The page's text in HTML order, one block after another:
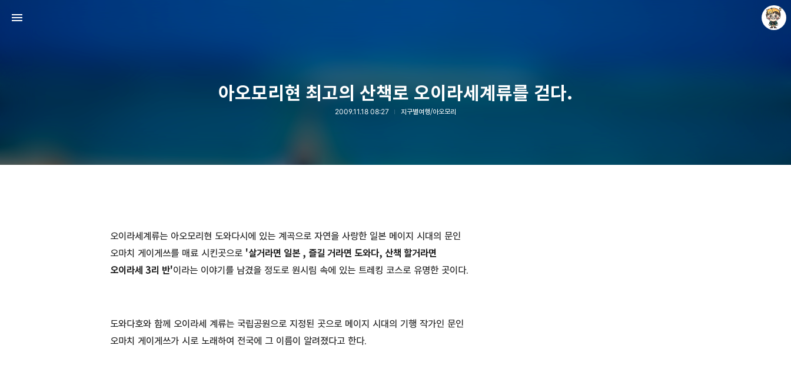
아오모리현 최고의 산책로 오이라세계류를 걷다.
2009.11.18 08:27 지구별여행/아오모리
오이라세계류는 아오모리현 도와다시에 있는 계곡으로 자연을 사랑한 일본 메이지 시대의 문인
오마치 게이게쓰를 매료 시킨곳으로 '살거라면 일본 , 즐길 거라면 도와다, 산책 할거라면
오이라세 3리 반'이라는 이야기를 남겼을 정도로 원시림 속에 있는 트레킹 코스로 유명한 곳이다.
도와다호와 함께 오이라세 계류는 국립공원으로 지정된 곳으로 메이지 시대의 기행 작가인 문인
오마치 게이게쓰가 시로 노래하여 전국에 그 이름이 알려졌다고 한다.